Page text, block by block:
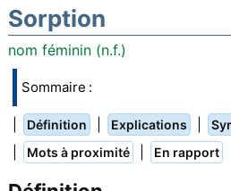
Sorption
nom féminin (n.f.)
Sommaire :
Définition Explications
Mots à proximité En rapport